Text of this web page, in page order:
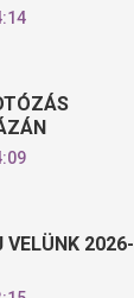
VELÜNK 2026-